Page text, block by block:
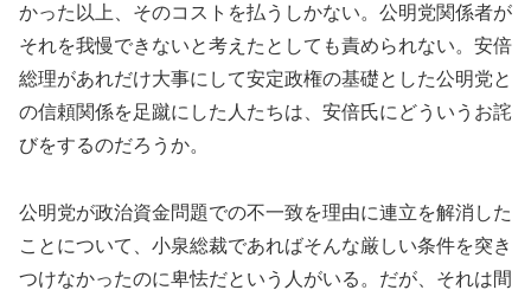
かった以上、そのコストを払うしかない。公明党関係者が
それを我慢できないと考えたとしても責められない。安倍
総理があれだけ大事にして安定政権の基礎とした公明党と
の信頼関係を足蹴にした人たちは、安倍氏にどういうお詫
びをするのだろうか。
公明党が政治資金問題での不一致を理由に連立を解消した
ことについて、小泉総裁であればそんな厳しい条件を突き
つけなかったのに卑怯だという人がいる。だが、それは間